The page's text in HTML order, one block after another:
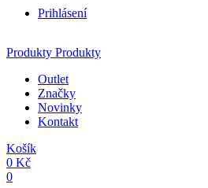
Prihlásení
Produkty Produkty
Outlet
Značky
Novinky
Kontakt
Košík
0 Kč
0